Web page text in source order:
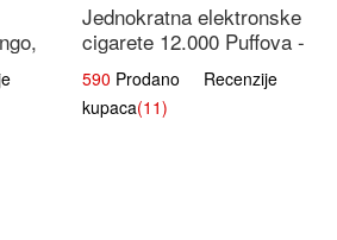
Jednokratna elektronske
cigarete 12.000 Puffova -
Ananas i Kokos Sladoled |
Tropski Desert
590 Prodano Recenzije
kupaca(11)